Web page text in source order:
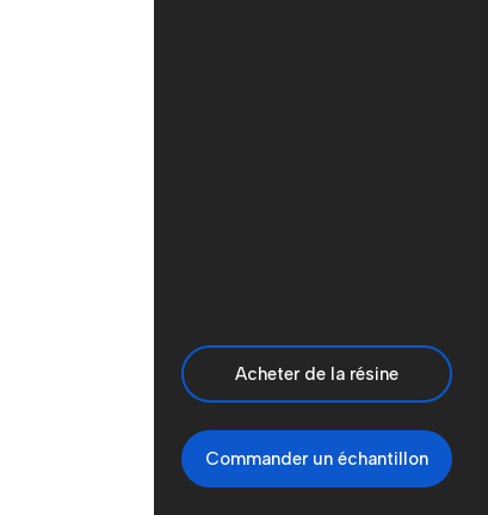
Acheter de la résine
Commander un échantillon